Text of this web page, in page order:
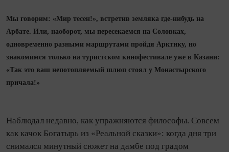
Мы говорим: «Мир тесен!», встретив земляка где-нибудь на
Арбате. Или, наоборот, мы пересекаемся на Соловках,
одновременно разными маршрутами пройдя Арктику, но
знакомимся только на туристском кинофестивале уже в Казани:
«Так это ваш непотопляемый шлюп стоял у Монастырского
причала!»
Наблюдал недавно, как упражняются философы. Совсем
как качок Богатырь из «Реальной сказки»: когда дня три
снимался минутный сюжет на дамбе под градом